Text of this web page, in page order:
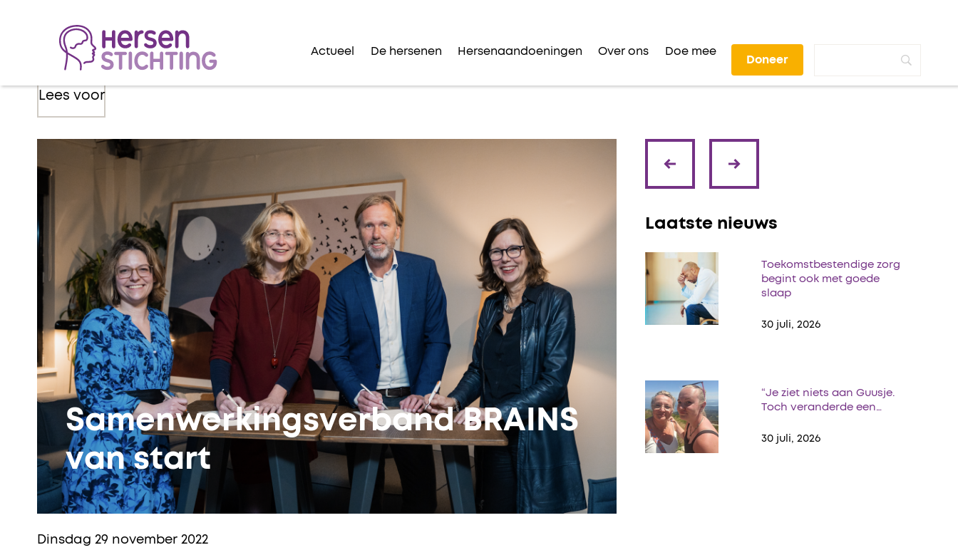
Actueel De hersenen Hersenaandoeningen Over ons Doe mee
Doneer
Lees voor
Samenwerkingsverband BRAINS
van start
Laatste nieuws
Toekomstbestendige zorg
begint ook met goede
slaap
30 juli, 2026
“Je ziet niets aan Guusje.
Toch veranderde een…
30 juli, 2026
Dinsdag 29 november 2022